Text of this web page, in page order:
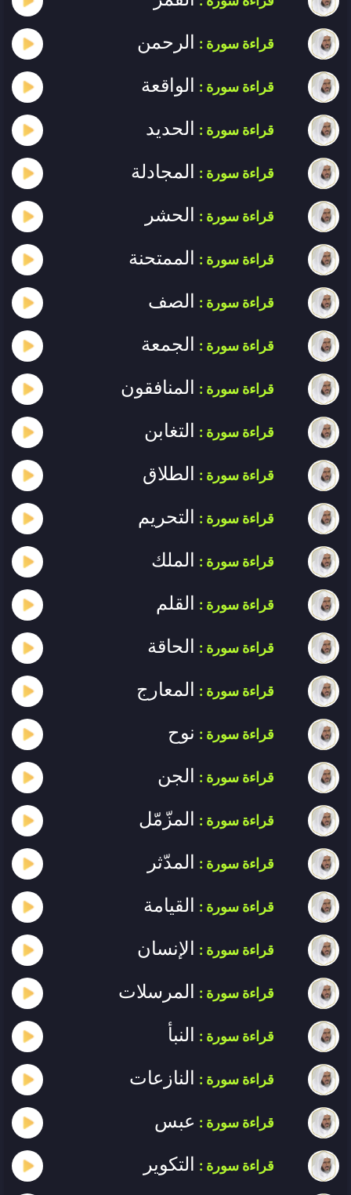
قراءة سورة : الرحمن
قراءة سورة : الواقعة
قراءة سورة : الحديد
قراءة سورة : المجادلة
قراءة سورة : الحشر
قراءة سورة : الممتحنة
قراءة سورة : الصف
قراءة سورة : الجمعة
قراءة سورة : المنافقون
قراءة سورة : التغابن
قراءة سورة : الطلاق
قراءة سورة : التحريم
قراءة سورة : الملك
قراءة سورة : القلم
قراءة سورة : الحاقة
قراءة سورة : المعارج
قراءة سورة : نوح
قراءة سورة : الجن
قراءة سورة : المزّمّل
قراءة سورة : المدّثر
قراءة سورة : القيامة
قراءة سورة : الإنسان
قراءة سورة : المرسلات
قراءة سورة : النبأ
قراءة سورة : النازعات
قراءة سورة : عبس
قراءة سورة : التكوير